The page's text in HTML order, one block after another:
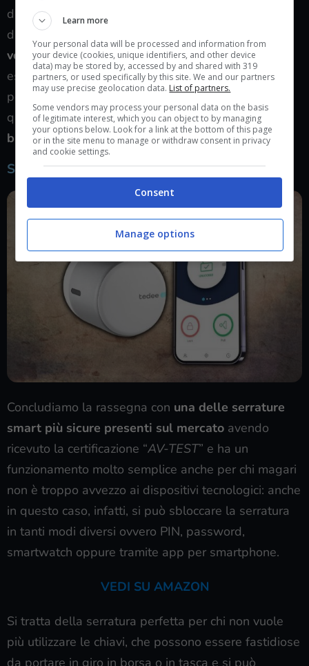
digitale, puoi aprire la serratura sia dall’interno che
dall’esterno tramite smartphone,
vocalie anchetramite assistenti virtualicome ad
esempio Alexa di Amazon o Google Home così da
poter aprire la porta semplicemente con la voce
quando si è occupati a fare altro; inoltre presenta
blocco automatico quando si esce di casa.
Serratura con PIN/controllo vocale
Concludiamo la rassegna con una delle serrature
smart più sicure presenti sul mercato avendo
ricevuto la certificazione “AV-TEST” e ha un
funzionamento molto semplice anche per chi magari
non è troppo avvezzo ai dispositivi tecnologici: anche
in questo caso, infatti, si può sbloccare la serratura
in tanti modi diversi ovvero PIN, password,
smartwatch oppure tramite app per smartphone.
VEDI SU AMAZON
Si tratta della serratura perfetta per chi non vuole
più utilizzare le chiavi, che possono essere fastidiose
da portare in giro in borsa o in tasca e si può
Learn more
Your personal data will be processed and information from
your device (cookies, unique identifiers, and other device
data) may be stored by, accessed by and shared with 319
partners, or used specifically by this site. We and our partners
may use precise geolocation data. List of partners.
Some vendors may process your personal data on the basis
of legitimate interest, which you can object to by managing
your options below. Look for a link at the bottom of this page
or in the site menu to manage or withdraw consent in privacy
and cookie settings.
Consent
Manage options